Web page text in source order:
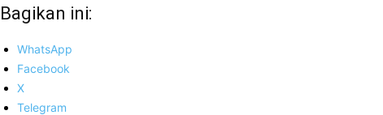
Bagikan ini:
WhatsApp
Facebook
X
Telegram